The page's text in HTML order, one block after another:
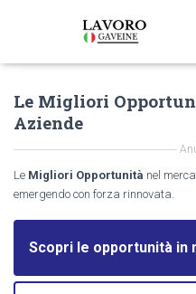
Le Migliori
Aziende
Le Migliori Opportunità nel
emergendo con forza rinnovata.
Scopri le opportunità in